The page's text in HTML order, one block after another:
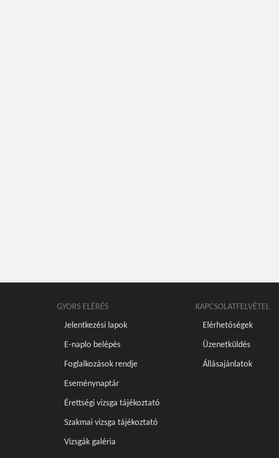
GYORS ELÉRÉS
Jelentkezési lapok
E-naplo belépés
Foglalkozások rendje
Eseménynaptár
Érettségi vizsga tájékoztató
Szakmai vizsga tájékoztató
Vizsgák galéria
KAPCSOLATFELVÉTEL
Elérhetőségek
Üzenetküldés
Állásajánlatok